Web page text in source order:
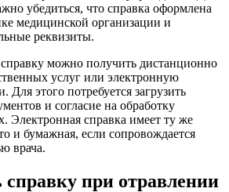
убедиться, что справка оформлена
медицинской организации и
реквизиты.
можно получить дистанционно
услуг или электронную
Для этого потребуется загрузить
и согласие на обработку
Электронная справка имеет ту же
и бумажная, если сопровождается
врача.
при отравлении